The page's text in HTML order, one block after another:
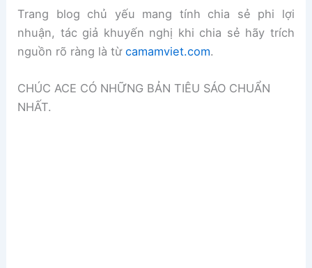
Trang blog chủ yếu mang tính chia sẻ phi lợi
nhuận, tác giả khuyến nghị khi chia sẻ hãy trích
nguồn rõ ràng là từcamamviet.com.
CHÚC ACE CÓ NHỮNG BẢN TIÊU SÁO CHUẨN
NHẤT.